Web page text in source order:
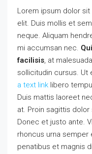
Lorem ipsum dolor
elit. Duis mollis et
neque. Aliquam
mi accumsan nec.
facilisis, at
sollicitudin cursus. Ut
a text link libero
Duis mattis laoreet
at. Proin sagittis
Donec et justo ante.
rhoncus urna semper
penatibus et magnis